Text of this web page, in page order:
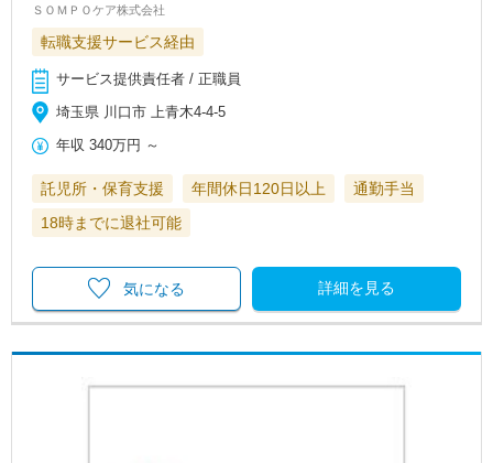
ＳＯＭＰＯケア株式会社
転職支援サービス経由
サービス提供責任者 / 正職員
埼玉県 川口市 上青木4-4-5
年収 340万円 ～
託児所・保育支援 年間休日120日以上
通勤手当
18時までに退社可能
詳細を見る
気になる